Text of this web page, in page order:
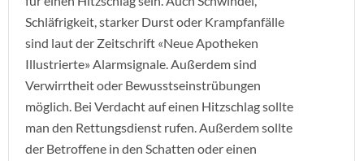
Schläfrigkeit, starker Durst oder Krampfanfälle
sind laut der Zeitschrift «Neue Apotheken
Illustrierte» Alarmsignale. Außerdem sind
Verwirrtheit oder Bewusstseinstrübungen
möglich. Bei Verdacht auf einen Hitzschlag sollte
man den Rettungsdienst rufen. Außerdem sollte
der Betroffene in den Schatten oder einen